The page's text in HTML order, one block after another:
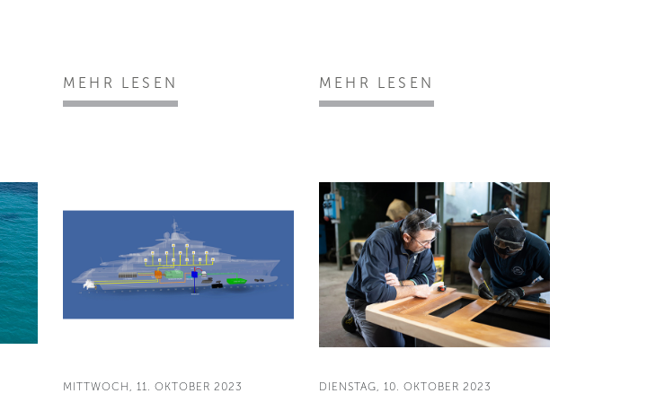
MEHR LESEN MEHR LESEN
MITTWOCH, 11. OKTOBER 2023 DIENSTAG, 10. OKTOBER 2023